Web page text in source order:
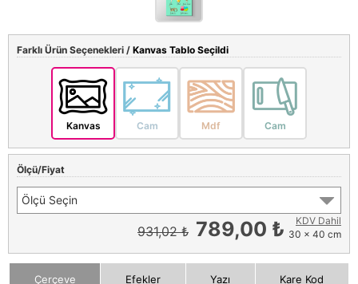
Farklı Ürün Seçenekleri / Kanvas Tablo Seçildi
Kanvas Cam Mdf Cam
Ölçü/Fiyat
Ölçü Seçin
931,02 ₺ 789,00 ₺
KDV Dahil
30 x 40 cm
Çerçeve Efekler Yazı Kare Kod